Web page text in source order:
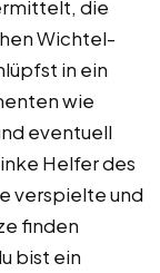
die
Wichtel-
in ein
wie
eventuell
Helfer des
verspielte und
finden
bist ein